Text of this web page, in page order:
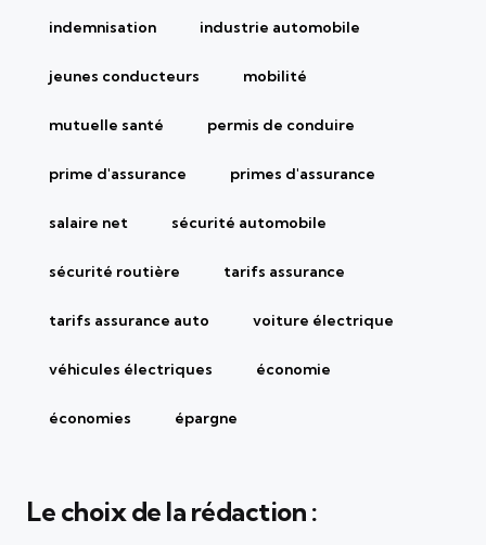
indemnisation industrie automobile
jeunes conducteurs mobilité
mutuelle santé permis de conduire
prime d'assurance primes d'assurance
salaire net sécurité automobile
sécurité routière tarifs assurance
tarifs assurance auto voiture électrique
véhicules électriques économie
économies épargne
Le choix de la rédaction :